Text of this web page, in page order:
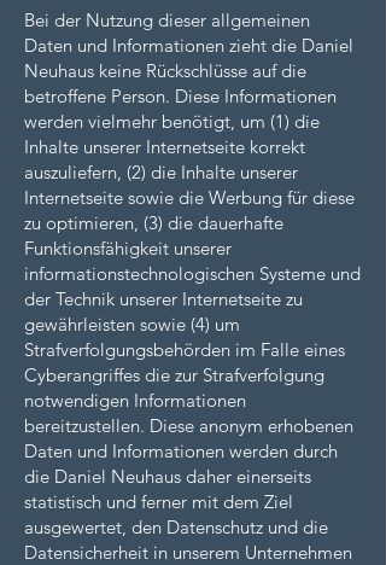
Bei der Nutzung dieser allgemeinen
Daten und Informationen zieht die Daniel
Neuhaus keine Rückschlüsse auf die
betroffene Person. Diese Informationen
werden vielmehr benötigt, um (1) die
Inhalte unserer Internetseite korrekt
auszuliefern, (2) die Inhalte unserer
Internetseite sowie die Werbung für diese
zu optimieren, (3) die dauerhafte
Funktionsfähigkeit unserer
informationstechnologischen Systeme und
der Technik unserer Internetseite zu
gewährleisten sowie (4) um
Strafverfolgungsbehörden im Falle eines
Cyberangriffes die zur Strafverfolgung
notwendigen Informationen
bereitzustellen. Diese anonym erhobenen
Daten und Informationen werden durch
die Daniel Neuhaus daher einerseits
statistisch und ferner mit dem Ziel
ausgewertet, den Datenschutz und die
Datensicherheit in unserem Unternehmen